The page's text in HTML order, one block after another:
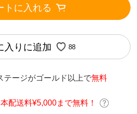
トに入れる
入りに追加 88
テージがゴールド以上で無料
配送料¥5,000まで無料！